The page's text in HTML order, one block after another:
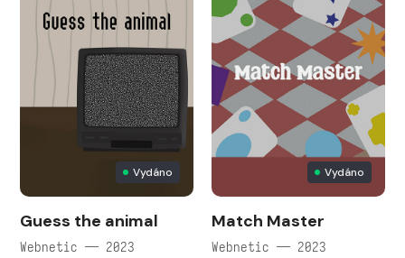
Vydáno
Guess the animal
Webnetic — 2023
Vydáno
Match Master
Webnetic — 2023